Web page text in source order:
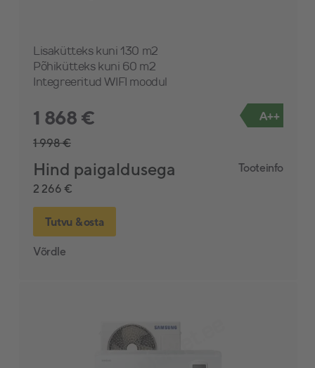
Lisakütteks kuni 130 m2
Põhikütteks kuni 60 m2
Integreeritud WIFI moodul
1 868 €
1 998 €
Hind paigaldusega
2 266 €
A++
Tooteinfo
Tutvu & osta
Võrdle